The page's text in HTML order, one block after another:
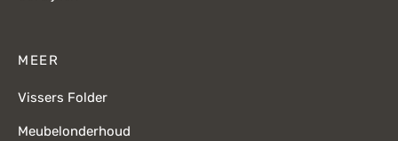
MEER
Vissers Folder
Meubelonderhoud